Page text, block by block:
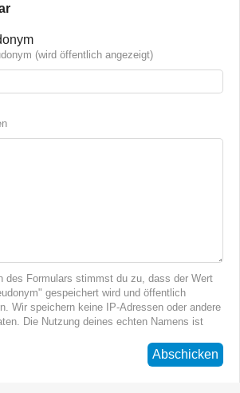
(wird öffentlich angezeigt)
des Formulars stimmst du zu, dass der Wert
gespeichert wird und öffentlich
Wir speichern keine IP-Adressen oder andere
Die Nutzung deines echten Namens ist
Abschicken